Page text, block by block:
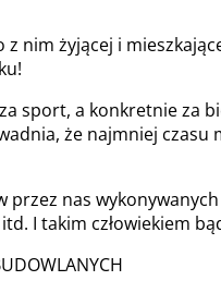
nim żyjącej i
sport, a konkretnie za
że najmniej
nas
I takim człowiekiem